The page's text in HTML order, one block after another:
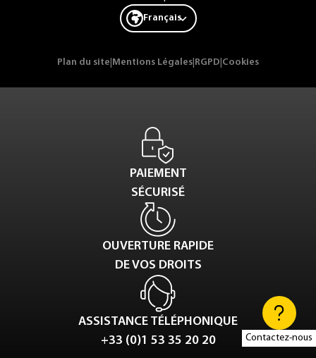
Contactez-nous
Français
Plan du site Mentions Légales RGPD Cookies
PAIEMENT
SÉCURISÉ
OUVERTURE RAPIDE
DE VOS DROITS
ASSISTANCE TÉLÉPHONIQUE
+33 (0)1 53 35 20 20